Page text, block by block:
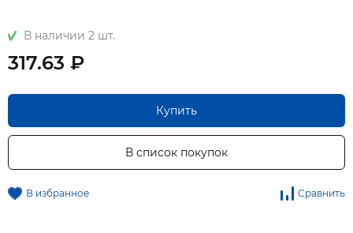
В наличии 2 шт.
317.63 ₽
Купить
В список покупок
В избранное Сравнить